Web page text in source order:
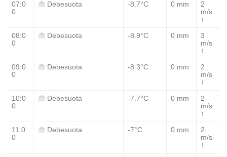
07:0
0
Debesuota -8.7°C 0 mm
2
m/s
↑
08:0
0
Debesuota -8.9°C 0 mm
3
m/s
↑
09:0
0
Debesuota -8.3°C 0 mm
2
m/s
↑
10:0
0
Debesuota -7.7°C 0 mm
2
m/s
↑
11:0
0
Debesuota -7°C 0 mm
2
m/s
↑